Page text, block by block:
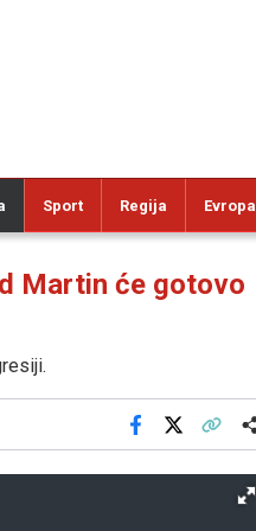
Sport Regija Evropa
Martin će gotovo
Facebook